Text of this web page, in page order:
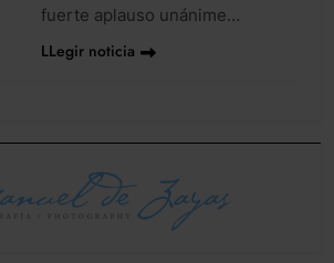
fuerte aplauso unánime…
LLegir noticia